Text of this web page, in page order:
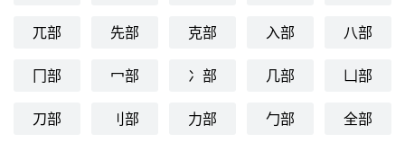
兀部 先部 克部 入部 八部
冂部 冖部 冫部 几部 凵部
刀部 刂部 力部 勹部 全部